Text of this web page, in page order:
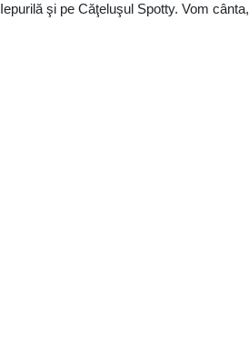
şi pe Căţeluşul Spotty. Vom